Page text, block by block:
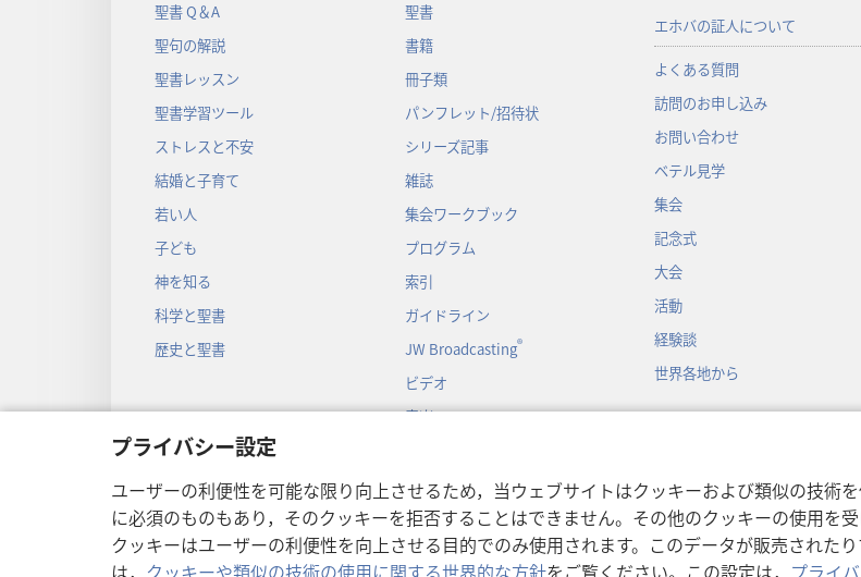
プライバシー設定
ユーザーの利便性を可能な限り向上させるため，当ウェブサイトはクッキーおよび類似の技術
に必須のものもあり，そのクッキーを拒否することはできません。その他のクッキーの使用を
クッキーはユーザーの利便性を向上させる目的でのみ使用されます。このデータが販売された
は， クッキーや類似の技術の使用に関する世界的な方針をご覧ください。この設定は， プライ
聖書 Q＆A
聖句の解説
聖書レッスン
聖書学習ツール
ストレスと不安
結婚と子育て
若い人
子ども
神を知る
科学と聖書
歴史と聖書
聖書
書籍
冊子類
パンフレット/招待状
シリーズ記事
雑誌
集会ワークブック
プログラム
索引
ガイドライン
JW Broadcasting®
ビデオ
音楽
劇形式の聖書朗読
エホバの証人について
よくある質問
訪問のお申し込み
お問い合わせ
ベテル見学
集会
記念式
大会
活動
経験談
世界各地から